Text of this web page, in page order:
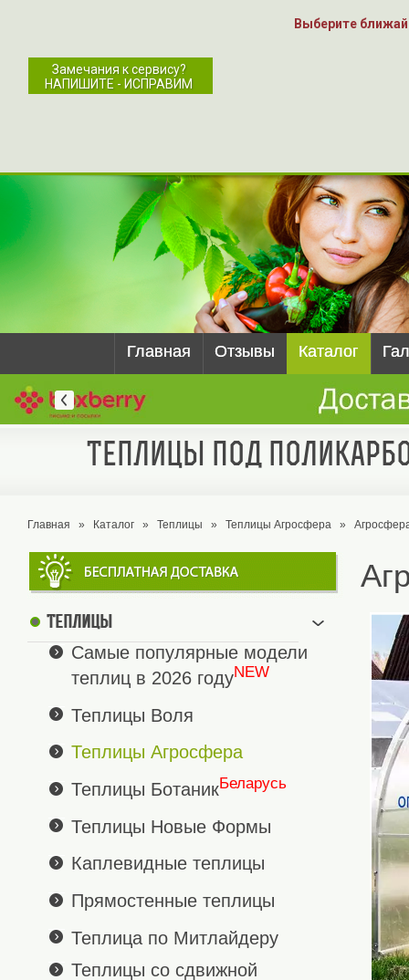
Выберите
Замечания к сервису?
НАПИШИТЕ - ИСПРАВИМ
Главная Отзывы Каталог
Теплицы под
Главная » Каталог » Теплицы » Теплицы Агросфера »
Теплицы
Самые популярные модели
теплиц в 2026 годуNEW
Теплицы Воля
Теплицы Агросфера
Теплицы БотаникБеларусь
Теплицы Новые Формы
Каплевидные теплицы
Прямостенные теплицы
Теплица по Митлайдеру
Теплицы со сдвижной